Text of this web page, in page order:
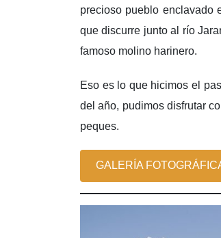
precioso pueblo enclavado
que discurre junto al río
famoso molino harinero.
Eso es lo que hicimos el
del año, pudimos disfrutar
peques.
GALERÍA